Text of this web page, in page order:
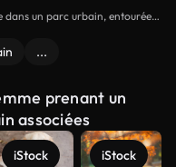
dans un parc urbain, entourée
moment de détente et de
Idéal pour les thèmes de la
...
prenant un
associées
iStock iStock